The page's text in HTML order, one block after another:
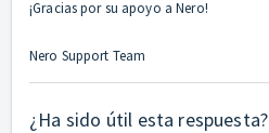
¡Gracias por su apoyo a Nero!
Nero Support Team
¿Ha sido útil esta respuesta?